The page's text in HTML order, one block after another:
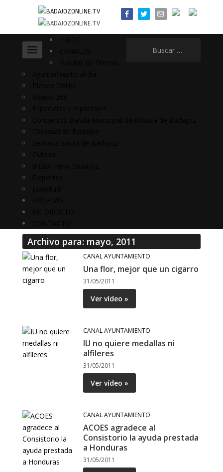
Archivo para: mayo, 2011
CANAL AYUNTAMIENTO
Una flor, mejor que un cigarro
31/05/2011
Ver vídeo »
CANAL AYUNTAMIENTO
IU no quiere medallas ni
alfileres
31/05/2011
Ver vídeo »
CANAL AYUNTAMIENTO
ACOES agradece al
Consistorio la ayuda prestada
a Honduras
31/05/2011